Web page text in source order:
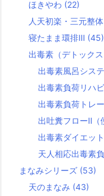
ほきやわ (22)
人天初楽・三元整体
寝たまま環排Ⅲ (45)
出毒素（デトック
出毒素風呂シス
出毒素負荷リハ
出毒素負荷トレ
出吐糞フローⅡ（
出毒素ダイエッ
天人相応出毒素
まなみシリーズ (53)
天のまなみ (43)